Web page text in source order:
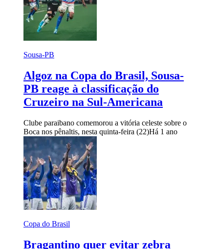
Sousa-PB
Algoz na Copa do Brasil, Sousa-
PB reage à classificação do
Cruzeiro na Sul-Americana
Clube paraibano comemorou a vitória celeste sobre o
Boca nos pênaltis, nesta quinta-feira (22)Há 1 ano
Copa do Brasil
Bragantino quer evitar zebra